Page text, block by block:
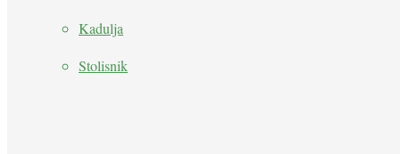
Kadulja
Stolisnik